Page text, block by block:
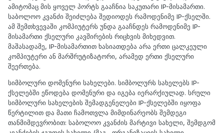
ამიტომაც მის ყოველ პორტს გააჩნია საკუთარი IP-მისამართი.
საბოლოო კვანძი შეიძლება შედიოდეს რამოდენიმე IP-ქსელში.
ამ შემთხვევაში კომპიუტერს უნდა გააჩნდეს რამოდენიმე IP-
მისამართი ქსელური კავშირების რიცხვის მიხედვით.
მაშასადამე, IP-მისამართით ხასიათდება არა ერთი ცალკეული
კომპიუტერი ან მარშრუტიზატორი, არამედ ერთი ქსელური
შეერთება.
სიმბოლური დომენური სახელები. სიმბოლურს სახელებს IP-
ქსელებში ეწოდება დომენური და იგება იერარქიულად. სრული
სიმბოლური სახელების შემადგენელები IP-ქსელებში იყოფა
წერტილით და მათი ჩამოთვლა მიმდინარეობს შემდეგი
თანმიმდევრობით: საბოლოო კვანძის მარტივი სახელი, შემდგომ